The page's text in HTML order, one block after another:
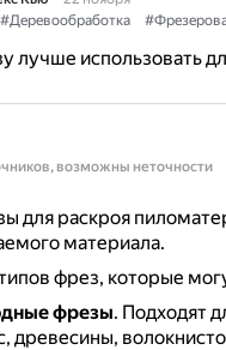
#Деревообработка
лучше использовать
возможны неточности
для раскроя
материала.
фрез, которые
фрезы. Подходят
древесины,